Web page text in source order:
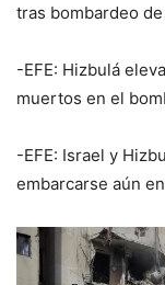
tras bombardeo
-EFE: Hizbulá
muertos en el
-EFE: Israel y
embarcarse aún